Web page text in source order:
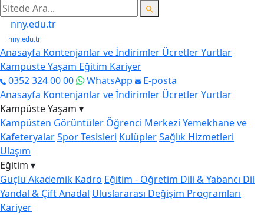
nny.edu.tr
nny.edu.tr
Anasayfa Kontenjanlar ve İndirimler ÜcretlerYurtlar
Kampüste Yaşam Eğitim Kariyer
0352 324 00 00
WhatsApp
E-posta
Anasayfa Kontenjanlar ve İndirimler ÜcretlerYurtlar
Kampüste Yaşam ▾
Kampüsten Görüntüler Öğrenci Merkezi Yemekhane ve
KafeteryalarSpor Tesisleri KulüplerSağlık Hizmetleri
Ulaşım
Eğitim ▾
Güçlü Akademik Kadro Eğitim - Öğretim Dili & Yabancı Dil
Yandal & Çift Anadal Uluslararası Değişim Programları
Kariyer